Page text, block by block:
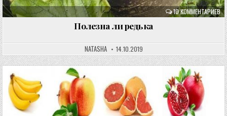
10 КОММЕНТАРИЕВ
Полезна ли редька
NATASHA 14.10.2019